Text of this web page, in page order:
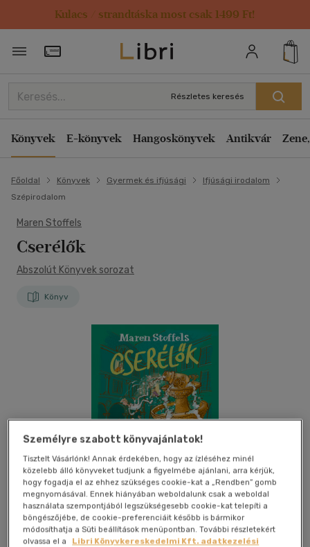
Kulacs / strandtáska most csak 1499 Ft!
Törzsvásárlói Kártya adatai
Részletes keresés
Könyvek E-könyvek Hangoskönyvek Antikvár
Főoldal Könyvek Gyermek és ifjúsági
Ifjúsági irodalom
Szépirodalom
Maren Stoffels
Cserélők
Abszolút Könyvek sorozat
Könyv
Csak online
Személyre szabott könyvajánlatok!
Tisztelt Vásárlónk! Annak érdekében, hogy az ízléséhez minél
közelebb álló könyveket tudjunk a figyelmébe ajánlani, arra kérjük,
hogy fogadja el az ehhez szükséges cookie-kat a „Rendben” gomb
megnyomásával. Ennek hiányában weboldalunk csak a weboldal
használata szempontjából legszükségesebb cookie-kat telepíti a
böngészőjébe, de cookie-preferenciáit később is bármikor
módosíthatja a Süti beállítások menüpontban. További részletekért
olvassa el a
Libri Könyvkereskedelmi Kft. adatkezelési